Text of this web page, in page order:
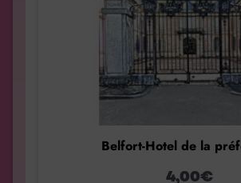
Belfort-Hotel de la
4,00€